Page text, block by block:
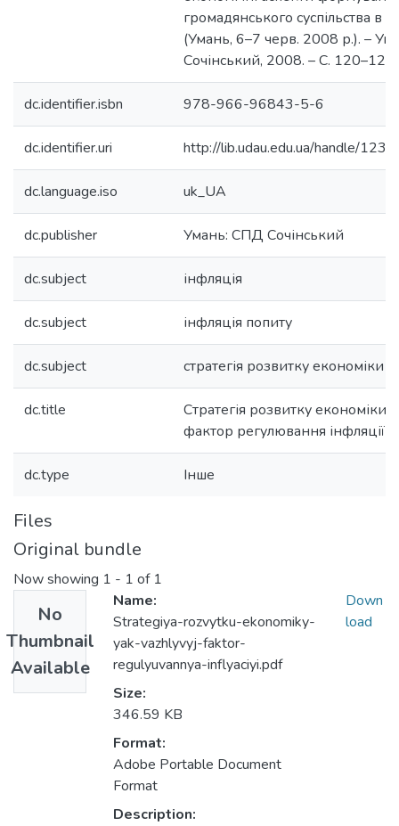
громадянського суспільства в
(Умань, 6–7 черв. 2008 р.). –
Сочінський, 2008. – С. 120–122.
dc.identifier.isbn 978-966-96843-5-6
dc.identifier.uri http://lib.udau.edu.ua/handle/
dc.language.iso uk_UA
dc.publisher Умань: СПД Сочінський
dc.subject інфляція
dc.subject інфляція попиту
dc.subject стратегія розвитку економіки
dc.title
Стратегія розвитку економіки
фактор регулювання інфляції
dc.type Інше
Files
Original bundle
Now showing 1 - 1 of 1
No
Thumbnail
Available
Name:
Strategiya-rozvytku-ekonomiky-
yak-vazhlyvyj-faktor-
regulyuvannya-inflyaciyi.pdf
Size:
346.59 KB
Format:
Adobe Portable Document
Format
Description:
Down
load